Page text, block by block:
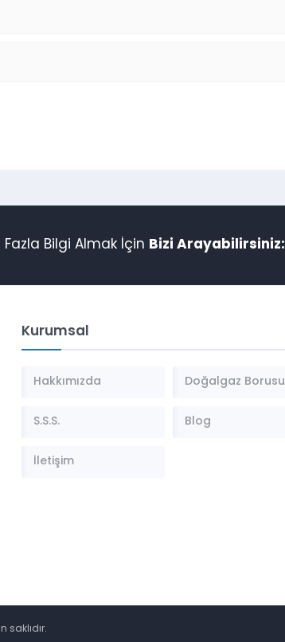
Bilgi Almak İçin Bizi Arayabilirsiniz:
Kurumsal
Hakkımızda Doğalgaz Borusu
S.S.S. Blog
İletişim
saklıdır.